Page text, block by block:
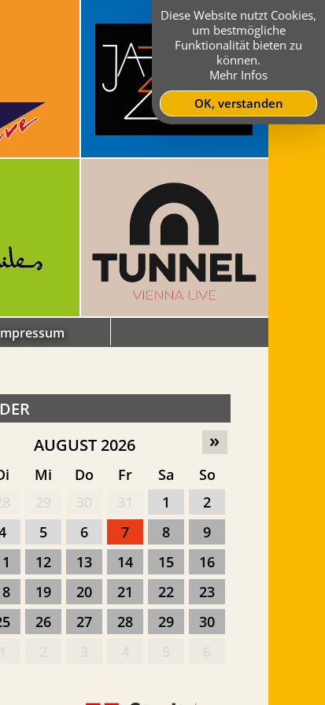
»
AUGUST 2026
Mi Do Fr Sa
So
1
2
5 6 7 8
9
12 13 14 15
16
19 20 21 22
23
26 27 28 29
30
Diese Website nutzt Cookies,
um bestmögliche
Funktionalität bieten zu
können.
Mehr Infos
OK, verstanden